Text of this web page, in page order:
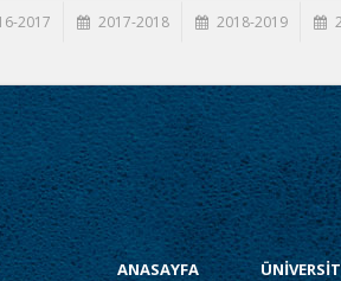
2017 2017-2018 2018-2019
ANASAYFA